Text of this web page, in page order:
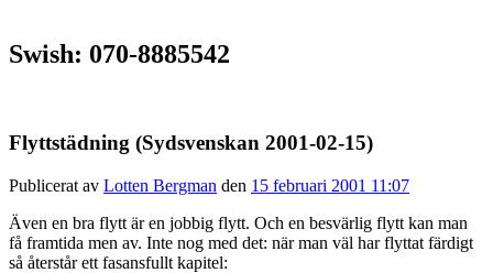
Swish: 070-8885542
Flyttstädning (Sydsvenskan 2001-02-15)
Publicerat av Lotten Bergman den 15 februari 2001 11:07
Även en bra flytt är en jobbig flytt. Och en besvärlig flytt kan man
få framtida men av. Inte nog med det: när man väl har flyttat färdigt
så återstår ett fasansfullt kapitel: